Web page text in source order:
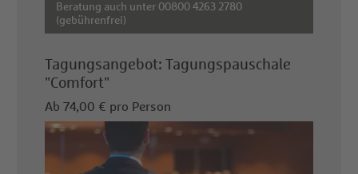
Beratung auch unter 00800 4263 2780
(gebührenfrei)
Tagungsangebot: Tagungspauschale
"Comfort"
Ab 74,00 € pro Person